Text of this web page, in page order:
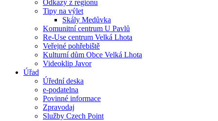
Odkazy z regionu
Tipy na výlet
Skály Medůvka
Komunitní centrum U Pavlů
Re-Use centrum Velká Lhota
Veřejné pohřebiště
Kulturní dům Obce Velká Lhota
Videoklip Javor
Úřad
Úřední deska
e-podatelna
Povinné informace
Zpravodaj
Služby Czech Point